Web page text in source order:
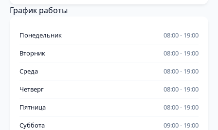
График работы
Понедельник 08:00 19:00
Вторник 08:00 19:00
Среда 08:00 19:00
Четверг 08:00 19:00
Пятница 08:00 19:00
Суббота 09:00 19:00